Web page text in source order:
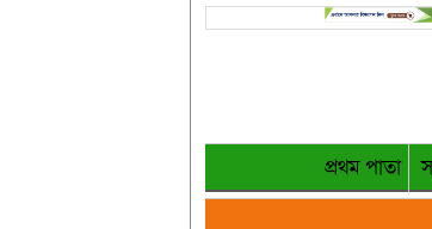
প্রথম পাতা